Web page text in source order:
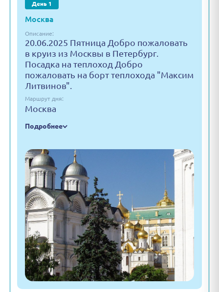
День 1
Москва
Описание:
20.06.2025 Пятница Добро пожаловать
в круиз из Москвы в Петербург.
Посадка на теплоход Добро
пожаловать на борт теплохода "Максим
Литвинов".
Маршрут дня:
Москва
Подробнее